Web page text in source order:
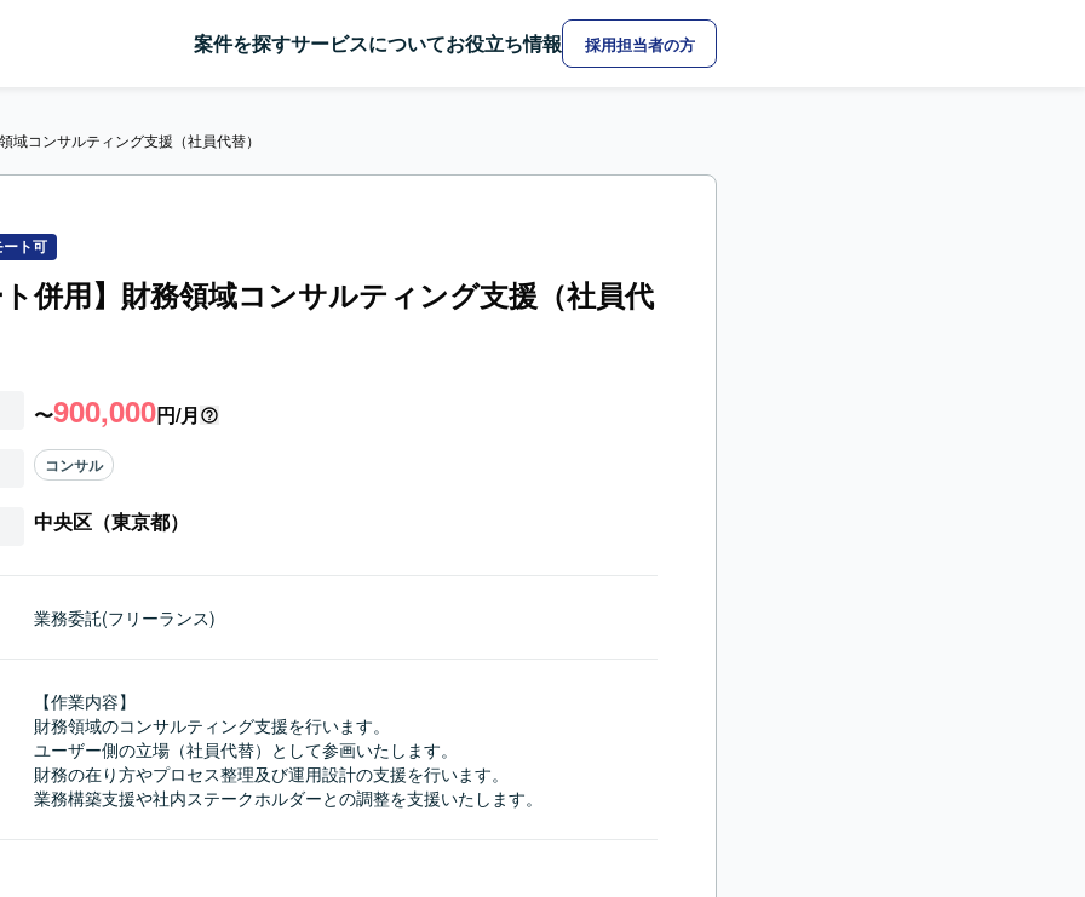
案件を探すサービスについてお役立ち情報 採用担当者の方
域コンサルティング支援（社員代替）
ート可
ト併用】財務領域コンサルティング支援（社員代
〜900,000円/月
コンサル
中央区（東京都）
業務委託(フリーランス)
【作業内容】
財務領域のコンサルティング支援を行います。
ユーザー側の立場（社員代替）として参画いたします。
財務の在り方やプロセス整理及び運用設計の支援を行います。
業務構築支援や社内ステークホルダーとの調整を支援いたします。